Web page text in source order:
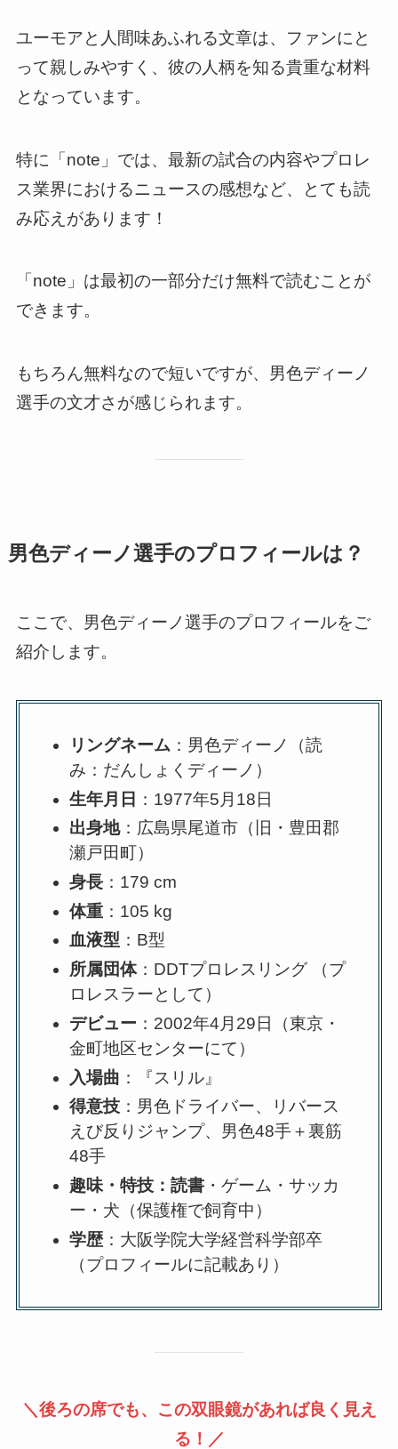
ユーモアと人間味あふれる文章は、ファンにと
って親しみやすく、彼の人柄を知る貴重な材料
となっています。
特に「note」では、最新の試合の内容やプロレ
ス業界におけるニュースの感想など、とても読
み応えがあります！
「note」は最初の一部分だけ無料で読むことが
できます。
もちろん無料なので短いですが、男色ディーノ
選手の文才さが感じられます。
男色ディーノ選手のプロフィールは？
ここで、男色ディーノ選手のプロフィールをご
紹介します。
リングネーム ：男色ディーノ（読
み：だんしょくディーノ）
生年月日 ：1977年5月18日
出身地：広島県尾道市（旧・豊田郡
瀬戸田町）
身長 ：179 cm
体重 ：105 kg
血液型 ：B型
所属団体：DDTプロレスリング （プ
ロレスラーとして）
デビュー ：2002年4月29日（東京・
金町地区センターにて）
入場曲 ：『スリル』
得意技 ：男色ドライバー、リバース
えび反りジャンプ、男色48手＋裏筋
48手
趣味・特技：読書 ・ゲーム・サッカ
ー・犬（保護権で飼育中）
学歴：大阪学院大学経営科学部卒
（プロフィールに記載あり）
＼後ろの席でも、この双眼鏡があれば良く見え
る！／